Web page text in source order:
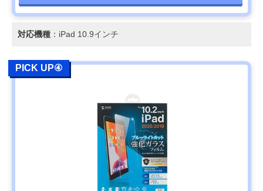
対応機種 ：iPad 10.9インチ
PICK UP④